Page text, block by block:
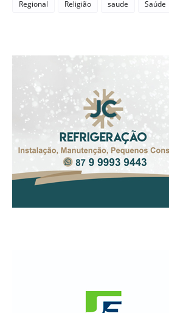
Regional Religião saude Saúde